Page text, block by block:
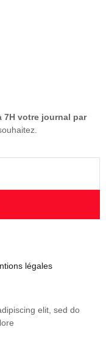
7H votre journal par
légales
elit, sed do